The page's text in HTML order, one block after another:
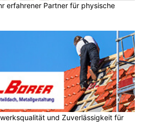
erfahrener Partner für physische
und Zuverlässigkeit für